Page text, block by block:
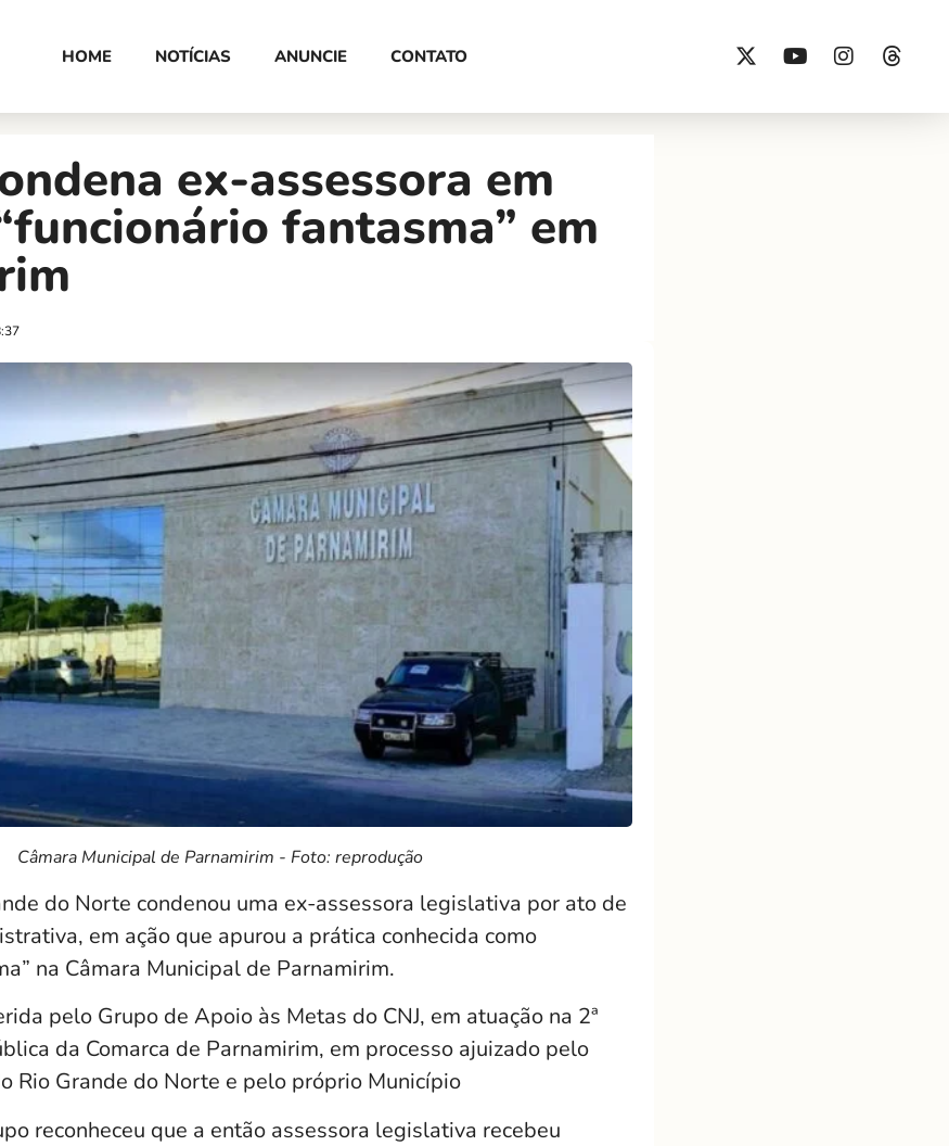
HOME NOTÍCIAS ANUNCIE CONTATO
ex-assessora em
fantasma” em
Câmara Municipal de Parnamirim - Foto: reprodução
do Norte condenou uma ex-assessora legislativa por ato de
em ação que apurou a prática conhecida como
na Câmara Municipal de Parnamirim.
pelo Grupo de Apoio às Metas do CNJ, em atuação na 2ª
da Comarca de Parnamirim, em processo ajuizado pelo
Rio Grande do Norte e pelo próprio Município
reconheceu que a então assessora legislativa recebeu